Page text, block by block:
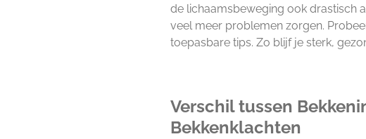
de lichaamsbeweging ook drastisch
veel meer problemen zorgen.
toepasbare tips. Zo blijf je sterk,
Verschil tussen
Bekkenklachten